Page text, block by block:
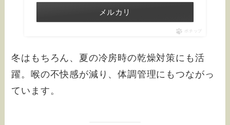
メルカリ
ポチップ
冬はもちろん、夏の冷房時の乾燥対策にも活
躍。喉の不快感が減り、体調管理にもつながっ
ています。